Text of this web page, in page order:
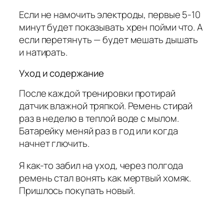
Если не намочить электроды, первые 5-10
минут будет показывать хрен пойми что. А
если перетянуть — будет мешать дышать
и натирать.
Уход и содержание
После каждой тренировки протирай
датчик влажной тряпкой. Ремень стирай
раз в неделю в теплой воде с мылом.
Батарейку меняй раз в год или когда
начнет глючить.
Я как-то забил на уход, через полгода
ремень стал вонять как мертвый хомяк.
Пришлось покупать новый.